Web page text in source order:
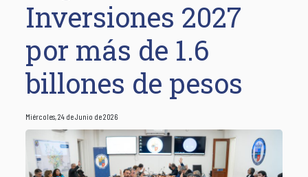
Inversiones 2027
por más de 1.6
billones de pesos
Miércoles, 24 de Junio de 2026